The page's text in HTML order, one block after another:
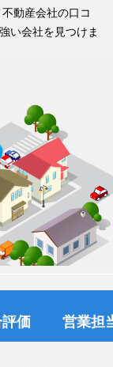
動産会社の口コ
い会社を見つけま
価 営業担